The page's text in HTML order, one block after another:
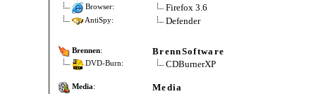
Browser: Firefox 3.6
AntiSpy: Defender
Brennen: BrennSoftware
DVD-Burn: CDBurnerXP
Media: Media